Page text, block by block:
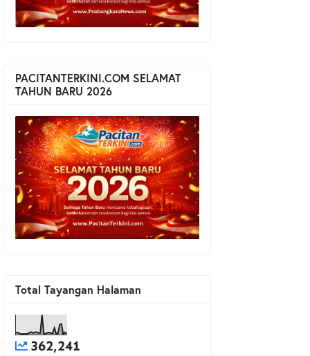
PACITANTERKINI.COM SELAMAT
TAHUN BARU 2026
Total Tayangan Halaman
362,241